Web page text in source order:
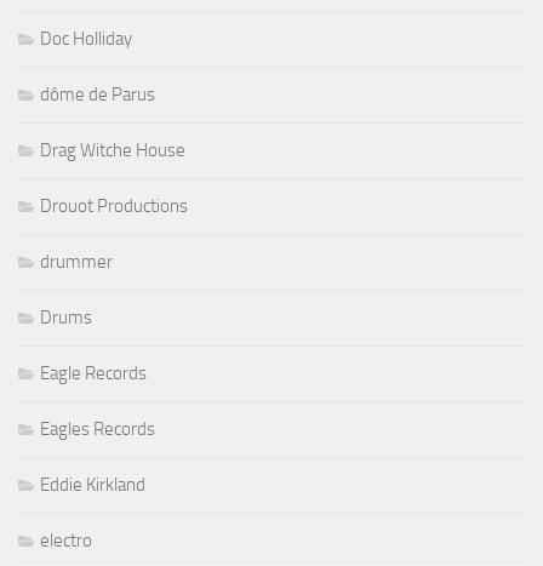
Doc Holliday
dôme de Parus
Drag Witche House
Drouot Productions
drummer
Drums
Eagle Records
Eagles Records
Eddie Kirkland
electro